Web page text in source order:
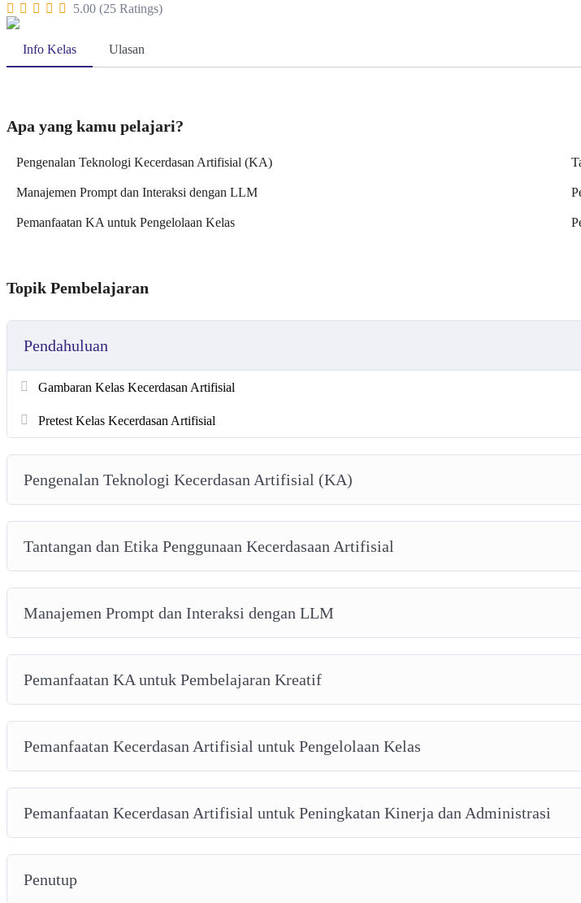
5.00 (25 Ratings)
Info Kelas Ulasan
Apa yang kamu pelajari?
Pengenalan Teknologi Kecerdasan Artifisial (KA)
Manajemen Prompt dan Interaksi dengan LLM
Pemanfaatan KA untuk Pengelolaan Kelas
Topik Pembelajaran
Pendahuluan
Gambaran Kelas Kecerdasan Artifisial
Pretest Kelas Kecerdasan Artifisial
Pengenalan Teknologi Kecerdasan Artifisial (KA)
Tantangan dan Etika Penggunaan Kecerdasaan Artifisial
Manajemen Prompt dan Interaksi dengan LLM
Pemanfaatan KA untuk Pembelajaran Kreatif
Pemanfaatan Kecerdasan Artifisial untuk Pengelolaan Kelas
Pemanfaatan Kecerdasan Artifisial untuk Peningkatan Kinerja dan Administrasi
Penutup